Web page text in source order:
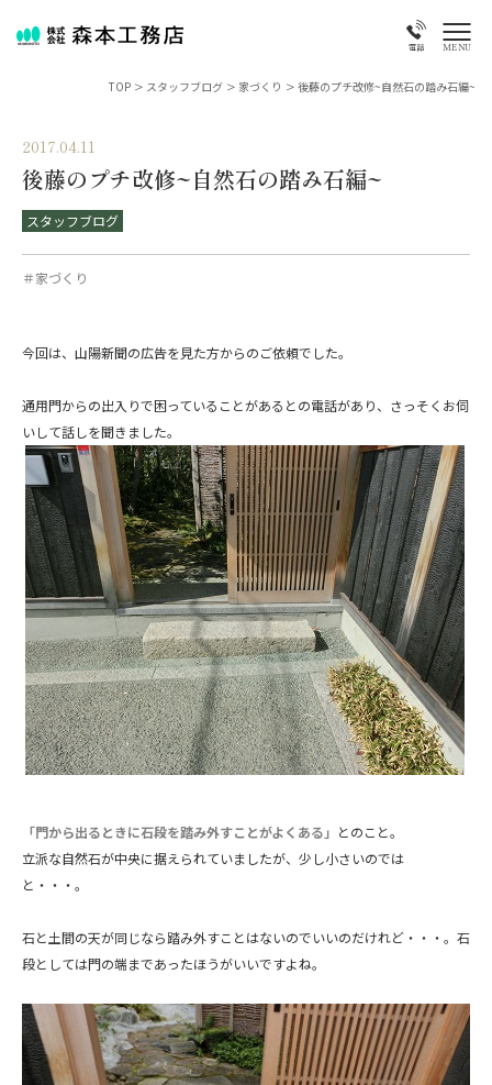
電話 MENU
TOP > スタッフブログ > 家づくり > 後藤のプチ改修~自然石の踏み石編~
2017.04.11
後藤のプチ改修~自然石の踏み石編~
スタッフブログ
＃家づくり
今回は、山陽新聞の広告を見た方からのご依頼でした。
通用門からの出入りで困っていることがあるとの電話があり、さっそくお伺
いして話しを聞きました。
「門から出るときに石段を踏み外すことがよくある」 とのこと。
立派な自然石が中央に据えられていましたが、少し小さいのでは
と・・・。
石と土間の天が同じなら踏み外すことはないのでいいのだけれど・・・。石
段としては門の端まであったほうがいいですよね。